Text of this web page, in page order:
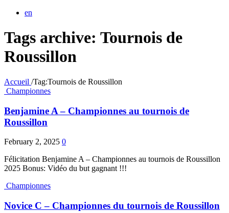
en
Tags archive: Tournois de
Roussillon
Accueil /Tag:Tournois de Roussillon
Championnes
Benjamine A – Championnes au tournois de
Roussillon
February 2, 2025 0
Félicitation Benjamine A – Championnes au tournois de Roussillon
2025 Bonus: Vidéo du but gagnant !!!
Championnes
Novice C – Championnes du tournois de Roussillon